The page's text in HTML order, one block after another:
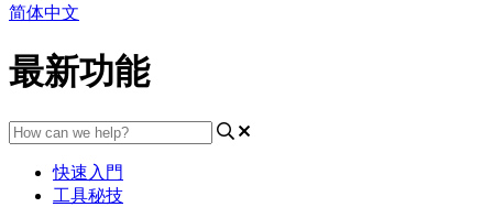
简体中文
最新功能
快速入門
工具秘技